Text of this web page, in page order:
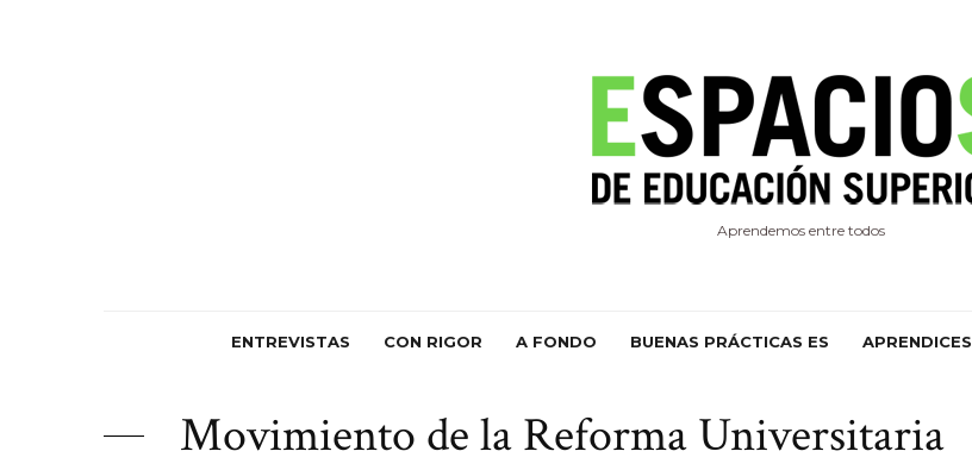
Aprendemos entre todos
ENTREVISTAS CON RIGOR A FONDO BUENAS PRÁCTICAS ES APRENDICES
Movimiento de la Reforma Universitaria